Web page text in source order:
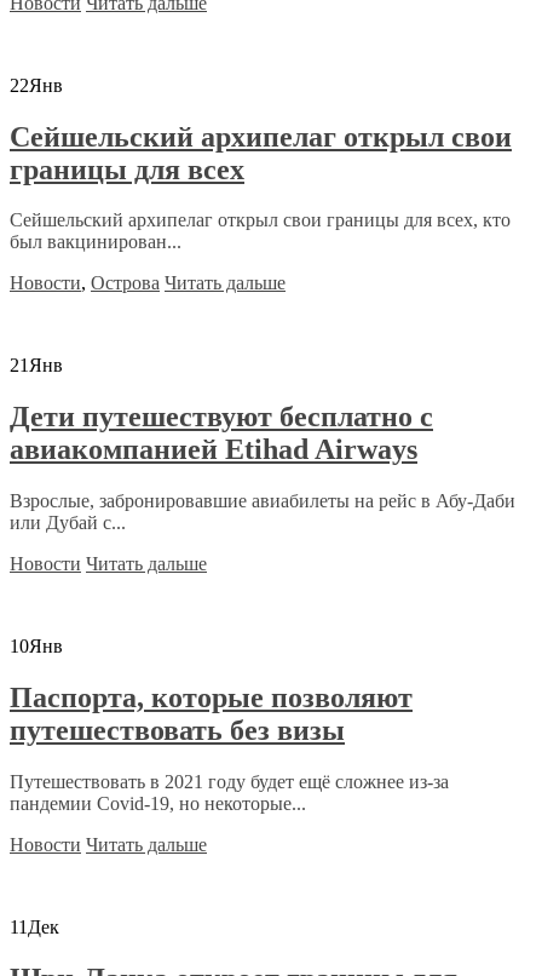
22Янв
Сейшельский архипелаг открыл свои
границы для всех
Сейшельский архипелаг открыл свои границы для всех, кто
был вакцинирован...
Новости, Острова Читать дальше
21Янв
Дети путешествуют бесплатно с
авиакомпанией Etihad Airways
Взрослые, забронировавшие авиабилеты на рейс в Абу-Даби
или Дубай с...
Новости Читать дальше
10Янв
Паспорта, которые позволяют
путешествовать без визы
Путешествовать в 2021 году будет ещё сложнее из-за
пандемии Covid-19, но некоторые...
Новости Читать дальше
11 Дек